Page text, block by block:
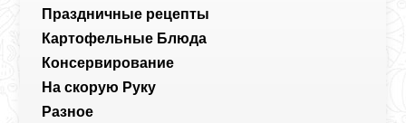
Праздничные рецепты
Картофельные Блюда
Консервирование
На скорую Руку
Разное